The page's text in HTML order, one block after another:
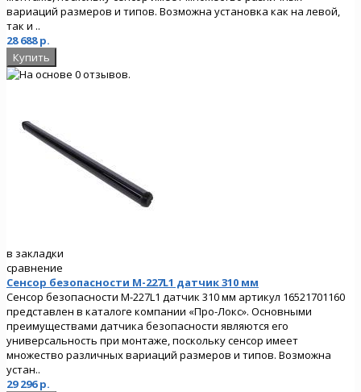
вариаций размеров и типов. Возможна установка как на левой,
так и ..
28 688 р.
в закладки
сравнение
Сенсор безопасности M-227L1 датчик 310 мм
Сенсор безопасности M-227L1 датчик 310 мм артикул 16521701160
представлен в каталоге компании «Про-Локс». Основными
преимуществами датчика безопасности являются его
универсальность при монтаже, поскольку сенсор имеет
множество различных вариаций размеров и типов. Возможна
устан..
29 296 р.